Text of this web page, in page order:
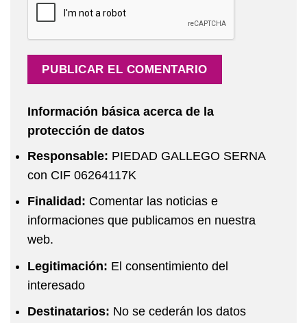
Información básica acerca de la
protección de datos
Responsable: PIEDAD GALLEGO SERNA
con CIF 06264117K
Finalidad: Comentar las noticias e
informaciones que publicamos en nuestra
web.
Legitimación: El consentimiento del
interesado
Destinatarios: No se cederán los datos